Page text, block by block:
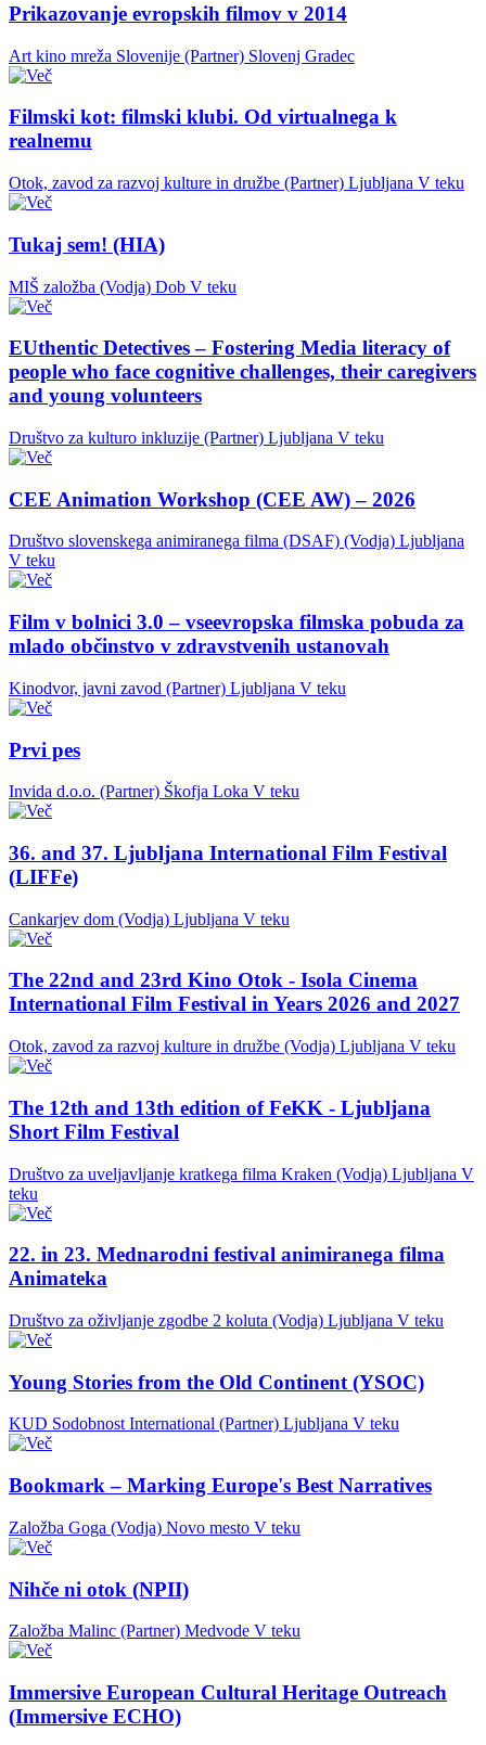
Prikazovanje evropskih filmov v 2014
Art kino mreža Slovenije (Partner) Slovenj Gradec
Filmski kot: filmski klubi. Od virtualnega k
realnemu
Otok, zavod za razvoj kulture in družbe (Partner) Ljubljana V teku
Tukaj sem! (HIA)
MIŠ založba (Vodja) Dob V teku
EUthentic Detectives – Fostering Media literacy of
people who face cognitive challenges, their caregivers
and young volunteers
Društvo za kulturo inkluzije (Partner) Ljubljana V teku
CEE Animation Workshop (CEE AW) – 2026
Društvo slovenskega animiranega filma (DSAF) (Vodja) Ljubljana
V teku
Film v bolnici 3.0 – vseevropska filmska pobuda za
mlado občinstvo v zdravstvenih ustanovah
Kinodvor, javni zavod (Partner) Ljubljana V teku
Prvi pes
Invida d.o.o. (Partner) Škofja Loka V teku
36. and 37. Ljubljana International Film Festival
(LIFFe)
Cankarjev dom (Vodja) Ljubljana V teku
The 22nd and 23rd Kino Otok - Isola Cinema
International Film Festival in Years 2026 and 2027
Otok, zavod za razvoj kulture in družbe (Vodja) Ljubljana V teku
The 12th and 13th edition of FeKK - Ljubljana
Short Film Festival
Društvo za uveljavljanje kratkega filma Kraken (Vodja) Ljubljana V
teku
22. in 23. Mednarodni festival animiranega filma
Animateka
Društvo za oživljanje zgodbe 2 koluta (Vodja) Ljubljana V teku
Young Stories from the Old Continent (YSOC)
KUD Sodobnost International (Partner) Ljubljana V teku
Bookmark – Marking Europe's Best Narratives
Založba Goga (Vodja) Novo mesto V teku
Nihče ni otok (NPII)
Založba Malinc (Partner) Medvode V teku
Immersive European Cultural Heritage Outreach
(Immersive ECHO)